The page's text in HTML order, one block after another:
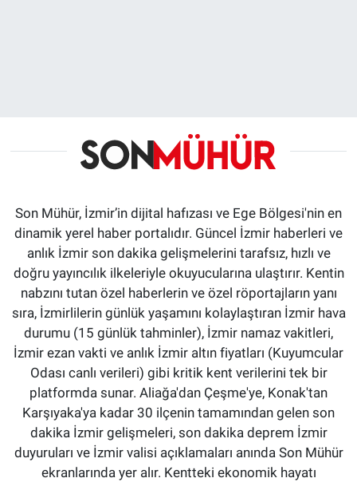
Son Mühür, İzmir’in dijital hafızası ve Ege Bölgesi'nin en
dinamik yerel haber portalıdır. Güncel İzmir haberleri ve
anlık İzmir son dakika gelişmelerini tarafsız, hızlı ve
doğru yayıncılık ilkeleriyle okuyucularına ulaştırır. Kentin
nabzını tutan özel haberlerin ve özel röportajların yanı
sıra, İzmirlilerin günlük yaşamını kolaylaştıran İzmir hava
durumu (15 günlük tahminler), İzmir namaz vakitleri,
İzmir ezan vakti ve anlık İzmir altın fiyatları (Kuyumcular
Odası canlı verileri) gibi kritik kent verilerini tek bir
platformda sunar. Aliağa'dan Çeşme'ye, Konak'tan
Karşıyaka'ya kadar 30 ilçenin tamamından gelen son
dakika İzmir gelişmeleri, son dakika deprem İzmir
duyuruları ve İzmir valisi açıklamaları anında Son Mühür
ekranlarında yer alır. Kentteki ekonomik hayatı